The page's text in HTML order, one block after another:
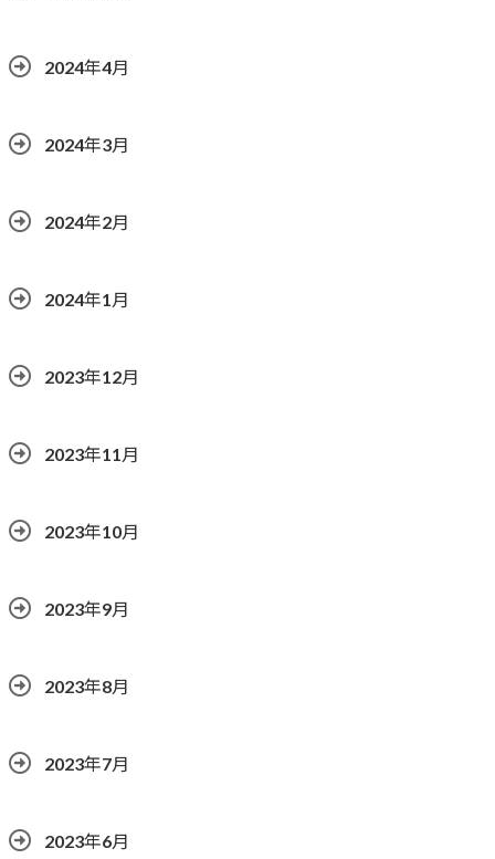
2024年4月
2024年3月
2024年2月
2024年1月
2023年12月
2023年11月
2023年10月
2023年9月
2023年8月
2023年7月
2023年6月